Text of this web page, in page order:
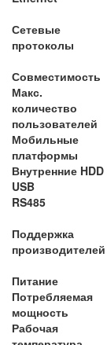
Сетевые
протоколы
Совместимость
Макс.
количество
пользователей
Мобильные
платформы
Внутренние HDD
USB
RS485
Поддержка
производителей
Питание
Потребляемая
мощность
Рабочая